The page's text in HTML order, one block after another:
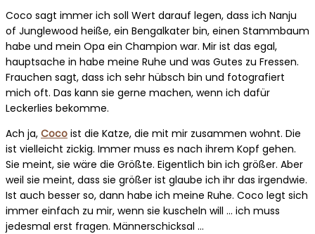
Coco sagt immer ich soll Wert darauf legen, dass ich Nanju
of Junglewood heiße, ein Bengalkater bin, einen Stammbaum
habe und mein Opa ein Champion war. Mir ist das egal,
hauptsache in habe meine Ruhe und was Gutes zu Fressen.
Frauchen sagt, dass ich sehr hübsch bin und fotografiert
mich oft. Das kann sie gerne machen, wenn ich dafür
Leckerlies bekomme.
Ach ja, Coco ist die Katze, die mit mir zusammen wohnt. Die
ist vielleicht zickig. Immer muss es nach ihrem Kopf gehen.
Sie meint, sie wäre die Größte. Eigentlich bin ich größer. Aber
weil sie meint, dass sie größer ist glaube ich ihr das irgendwie.
Ist auch besser so, dann habe ich meine Ruhe. Coco legt sich
immer einfach zu mir, wenn sie kuscheln will … ich muss
jedesmal erst fragen. Männerschicksal …